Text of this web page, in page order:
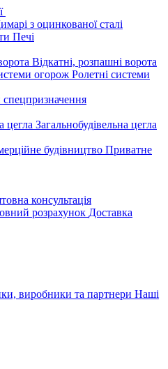
з оцинкованої сталі
Печі
Відкатні, розпашні ворота
огорож Ролетні системи
цегла Загальнобудівельна цегла
будівництво Приватне
консультація
розрахунок Доставка
виробники та партнери Наші